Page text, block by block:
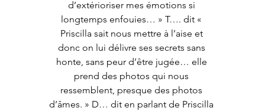
d’extérioriser mes émotions si
longtemps enfouies… » T…. dit «
Priscilla sait nous mettre à l’aise et
donc on lui délivre ses secrets sans
honte, sans peur d’être jugée… elle
prend des photos qui nous
ressemblent, presque des photos
d’âmes. » D… dit en parlant de Priscilla